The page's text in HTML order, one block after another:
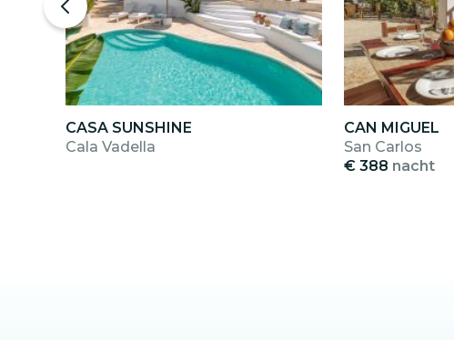
CASA SUNSHINE
Cala Vadella
CAN MIGUEL
San Carlos
€ 388 nacht